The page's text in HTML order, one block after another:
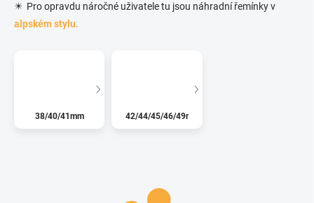
✴️ Pro opravdu náročné uživatele tu jsou náhradní řemínky v
alpském stylu.
38/40/41mm 42/44/45/46/49mm